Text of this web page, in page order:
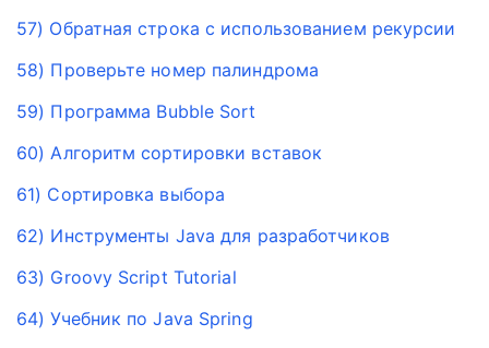
57) Обратная строка с использованием рекурсии
58) Проверьте номер палиндрома
59) Программа Bubble Sort
60) Алгоритм сортировки вставок
61) Сортировка выбора
62) Инструменты Java для разработчиков
63) Groovy Script Tutorial
64) Учебник по Java Spring